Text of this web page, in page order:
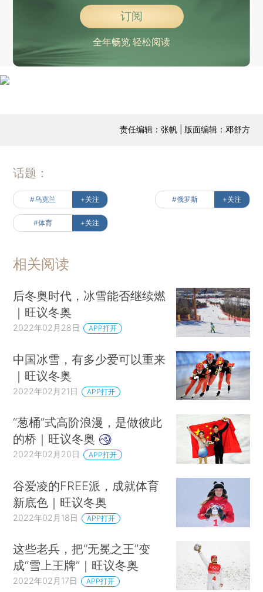
订阅
全年畅览 轻松阅读
责任编辑：张帆 | 版面编辑：邓舒方
话题：
#乌克兰 +关注 #俄罗斯 +关注
#体育 +关注
相关阅读
后冬奥时代，冰雪能否继续燃
｜旺议冬奥
2022年02月28日 APP打开
中国冰雪，有多少爱可以重来
｜旺议冬奥
2022年02月21日 APP打开
“葱桶”式高阶浪漫，是做彼此
的桥｜旺议冬奥
2022年02月20日 APP打开
谷爱凌的FREE派，成就体育
新底色｜旺议冬奥
2022年02月18日 APP打开
这些老兵，把“无冕之王”变
成“雪上王牌”｜旺议冬奥
2022年02月17日 APP打开